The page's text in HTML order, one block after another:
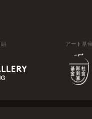
アート基金